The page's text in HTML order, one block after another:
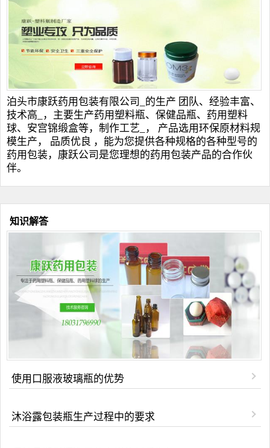
泊头市康跃药用包装有限公司_的生产 团队、经验丰富、
技术高_，主要生产药用塑料瓶、 保健品瓶、 药用塑料
球、安宫锦缎盒等，制作工艺_， 产品选用环保原材料规
模生产， 品质优良 ，能为您提供各种规格的各种型号的
药用包装，康跃公司是您理想的药用包装产品的合作伙
伴。
知识解答
使用口服液玻璃瓶的优势
沐浴露包装瓶生产过程中的要求